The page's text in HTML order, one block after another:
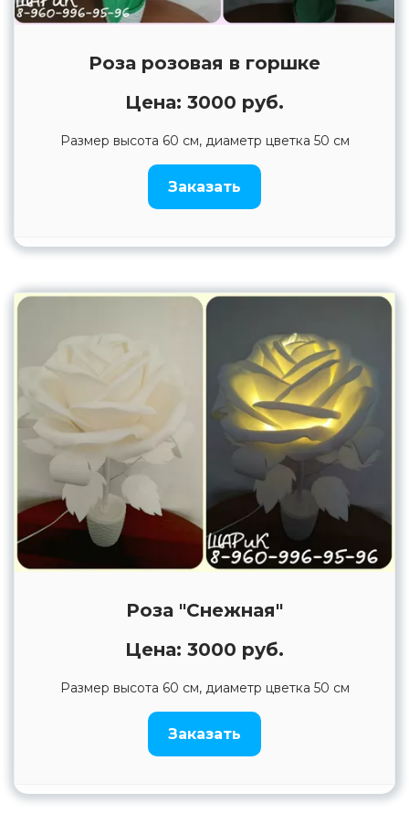
Роза розовая в горшке
Цена: 3000 руб.
Размер высота 60 см, диаметр цветка 50 см
Заказать
Роза "Снежная"
Цена: 3000 руб.
Размер высота 60 см, диаметр цветка 50 см
Заказать